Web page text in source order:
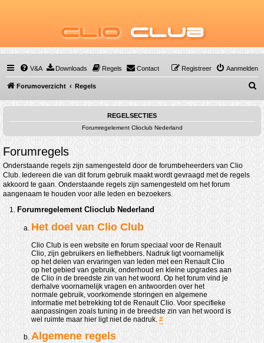
Clio Club
V&A Downloads Regels Contact Aanmelden
Registreer
Forumoverzicht Regels
o
REGELSECTIES
Forumregelement Clioclub Nederland
Forumregels
Onderstaande regels zijn samengesteld door de forumbeheerders van Clio
Club. Iedereen die van dit forum gebruik maakt wordt gevraagd met de regels
akkoord te gaan. Onderstaande regels zijn samengesteld om het forum
aangenaam te houden voor alle leden en bezoekers.
Forumregelement Clioclub Nederland
Het doel van Clio Club
Clio Club is een website en forum speciaal voor de Renault
Clio, zijn gebruikers en liefhebbers. Nadruk ligt voornamelijk
op het delen van ervaringen van leden met een Renault Clio
op het gebied van gebruik, onderhoud en kleine upgrades aan
de Clio in de breedste zin van het woord. Op het forum vind je
derhalve voornamelijk vragen en antwoorden over het
normale gebruik, voorkomende storingen en algemene
informatie met betrekking tot de Renault Clio. Voor specifieke
aanpassingen zoals tuning in de breedste zin van het woord is
wel ruimte maar hier ligt niet de nadruk. #
Algemene regels